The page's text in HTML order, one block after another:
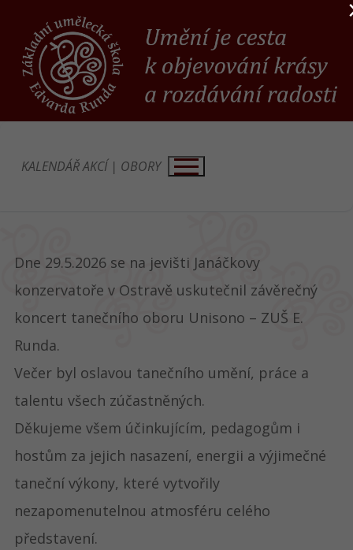
obsah
KALENDÁŘ AKCÍ| OBORY
Dne 29.5.2026 se na jevišti Janáčkovy
konzervatoře v Ostravě uskutečnil závěrečný
koncert tanečního oboru Unisono – ZUŠ E.
Runda.
Večer byl oslavou tanečního umění, práce a
talentu všech zúčastněných.
Děkujeme všem účinkujícím, pedagogům i
hostům za jejich nasazení, energii a výjimečné
taneční výkony, které vytvořily
nezapomenutelnou atmosféru celého
představení.